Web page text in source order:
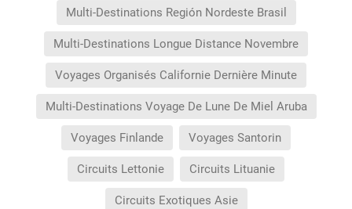
Multi-Destinations Región Nordeste Brasil
Multi-Destinations Longue Distance Novembre
Voyages Organisés Californie Dernière Minute
Multi-Destinations Voyage De Lune De Miel Aruba
Voyages Finlande Voyages Santorin
Circuits Lettonie Circuits Lituanie
Circuits Exotiques Asie